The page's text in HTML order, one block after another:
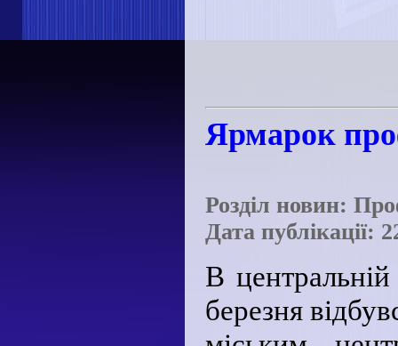
Ярмарок
Розділ новин:
Дата публікації:
В центральній
березня